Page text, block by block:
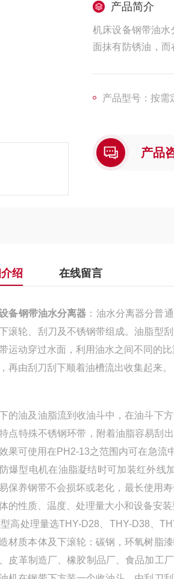
产品简介
机床设备钢带油
面抹有防锈油，
产品型号：按需
产品
绍 在线留言
备钢带油水分离器 ：油水分离器分普
滚轮、刮刀及不锈钢带组成。油脂型
运动穿过水面，利用油水之间不同的
再由刮刀刮下顺着油槽流出收集起来。
机床
的油及油脂流到收油斗中，在油斗下
点特殊不锈钢环带，附着油脂容易刮
果可使用在 PH2-13之范围内可在急流
爆型电机在油脂凝结时可加装红外线
保养钢带不会损坏或老化，最长使用
的性质、温度、处理量大小和设备安
型高处理量选THY-D28 THY-D38
材质本体及下滚轮：碳钢，环氧树脂
皮革制造厂、橡胶制品厂、食品加工